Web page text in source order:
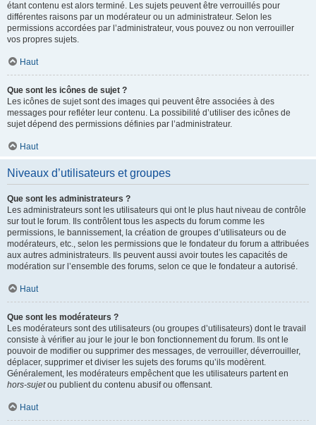
étant contenu est alors terminé. Les sujets peuvent être verrouillés pour
différentes raisons par un modérateur ou un administrateur. Selon les
permissions accordées par l’administrateur, vous pouvez ou non verrouiller
vos propres sujets.
Haut
Que sont les icônes de sujet ?
Les icônes de sujet sont des images qui peuvent être associées à des
messages pour refléter leur contenu. La possibilité d’utiliser des icônes de
sujet dépend des permissions définies par l’administrateur.
Haut
Niveaux d’utilisateurs et groupes
Que sont les administrateurs ?
Les administrateurs sont les utilisateurs qui ont le plus haut niveau de contrôle
sur tout le forum. Ils contrôlent tous les aspects du forum comme les
permissions, le bannissement, la création de groupes d’utilisateurs ou de
modérateurs, etc., selon les permissions que le fondateur du forum a attribuées
aux autres administrateurs. Ils peuvent aussi avoir toutes les capacités de
modération sur l’ensemble des forums, selon ce que le fondateur a autorisé.
Haut
Que sont les modérateurs ?
Les modérateurs sont des utilisateurs (ou groupes d’utilisateurs) dont le travail
consiste à vérifier au jour le jour le bon fonctionnement du forum. Ils ont le
pouvoir de modifier ou supprimer des messages, de verrouiller, déverrouiller,
déplacer, supprimer et diviser les sujets des forums qu’ils modèrent.
Généralement, les modérateurs empêchent que les utilisateurs partent en
hors-sujetou publient du contenu abusif ou offensant.
Haut